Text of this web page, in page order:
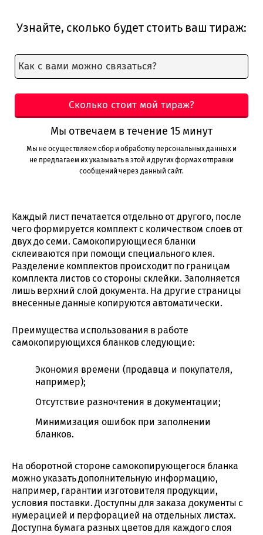
Узнайте, сколько будет стоить ваш тираж:
Мы отвечаем в течение 15 минут
Мы не осуществляем сбор и обработку персональных данных и
не предлагаем их указывать в этой и других формах отправки
сообщений через данный сайт.
Каждый лист печатается отдельно от другого, после
чего формируется комплект с количеством слоев от
двух до семи. Самокопирующиеся бланки
склеиваются при помощи специального клея.
Разделение комплектов происходит по границам
комплекта листов со стороны склейки. Заполняется
лишь верхний слой документа. На другие страницы
внесенные данные копируются автоматически.
Преимущества использования в работе
самокопирующихся бланков следующие:
Экономия времени (продавца и покупателя,
например);
Отсутствие разночтения в документации;
Минимизация ошибок при заполнении
бланков.
На оборотной стороне самокопирующегося бланка
можно указать дополнительную информацию,
например, гарантии изготовителя продукции,
условия поставки. Доступны для заказа документы с
нумерацией и перфорацией на отдельных листах.
Доступна бумага разных цветов для каждого слоя